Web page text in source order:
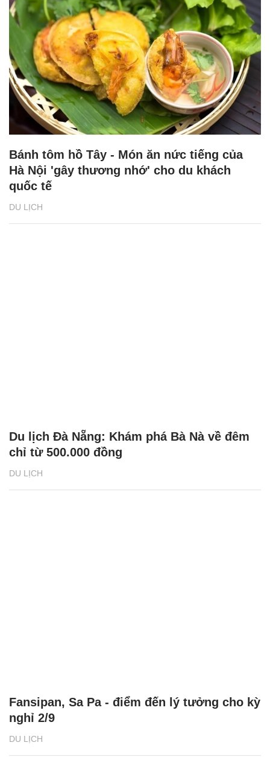
DU LỊCH
Bánh tôm hồ Tây - Món ăn nức tiếng của
Hà Nội 'gây thương nhớ' cho du khách
quốc tế
DU LỊCH
Du lịch Đà Nẵng: Khám phá Bà Nà về đêm
chỉ từ 500.000 đồng
DU LỊCH
Fansipan, Sa Pa - điểm đến lý tưởng cho kỳ
nghỉ 2/9